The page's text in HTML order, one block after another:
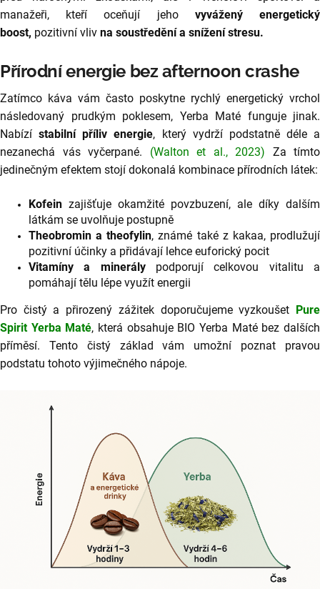
manažeři, kteří oceňují jeho vyvážený energetický
boost, pozitivní vliv na soustředění a snížení stresu.
Přírodní energie bez afternoon crashe
Zatímco káva vám často poskytne rychlý energetický vrchol
následovaný prudkým poklesem, Yerba Maté funguje jinak.
Nabízístabilní příliv energie, který vydrží podstatně déle a
nezanechá vás vyčerpané. (Walton et al., 2023) Za tímto
jedinečným efektem stojí dokonalá kombinace přírodních látek:
Kofein zajišťuje okamžité povzbuzení, ale díky dalším
látkám se uvolňuje postupně
Theobromin a theofylin, známé také z kakaa, prodlužují
pozitivní účinky a přidávají lehce euforický pocit
Vitamíny a minerálypodporují celkovou vitalitu a
pomáhají tělu lépe využít energii
Pro čistý a přirozený zážitek doporučujeme vyzkoušet Pure
Spirit Yerba Maté, která obsahuje BIO Yerba Maté bez dalších
příměsí. Tento čistý základ vám umožní poznat pravou
podstatu tohoto výjimečného nápoje.
j
e
e
YERBA
MATE
PRIME
TIME
200G
-
MIX
MEDUŇKOU,
MÁTOU,
MUČENKOU,
SMILEM
LÍPOU
290